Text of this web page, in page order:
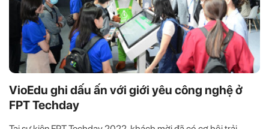
VioEdu ghi dấu ấn với giới yêu công nghệ ở
FPT Techday